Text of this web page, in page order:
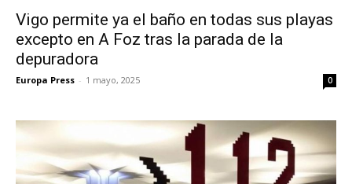
Vigo permite ya el baño en todas sus playas
excepto en A Foz tras la parada de la
depuradora
Europa Press - 1 mayo, 2025 0